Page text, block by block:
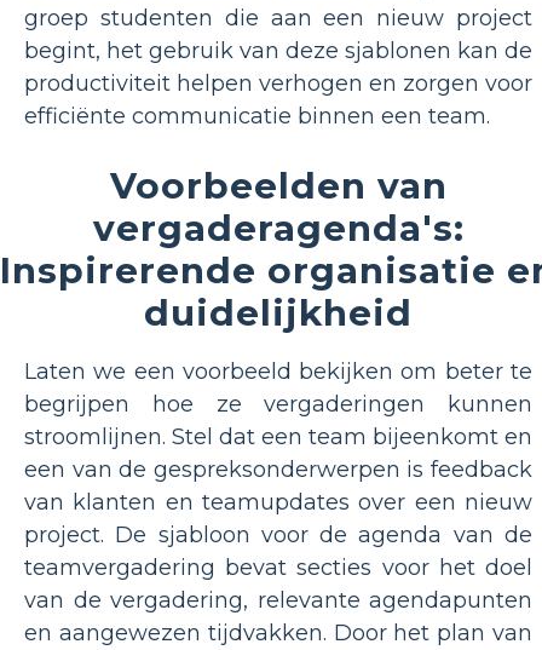
groep studenten die aan een nieuw project
begint, het gebruik van deze sjablonen kan de
productiviteit helpen verhogen en zorgen voor
efficiënte communicatie binnen een team.
Voorbeelden van
vergaderagenda's:
Inspirerende organisatie
duidelijkheid
Laten we een voorbeeld bekijken om beter te
begrijpen hoe ze vergaderingen kunnen
stroomlijnen. Stel dat een team bijeenkomt en
een van de gespreksonderwerpen is feedback
van klanten en teamupdates over een nieuw
project. De sjabloon voor de agenda van de
teamvergadering bevat secties voor het doel
van de vergadering, relevante agendapunten
en aangewezen tijdvakken. Door het plan van